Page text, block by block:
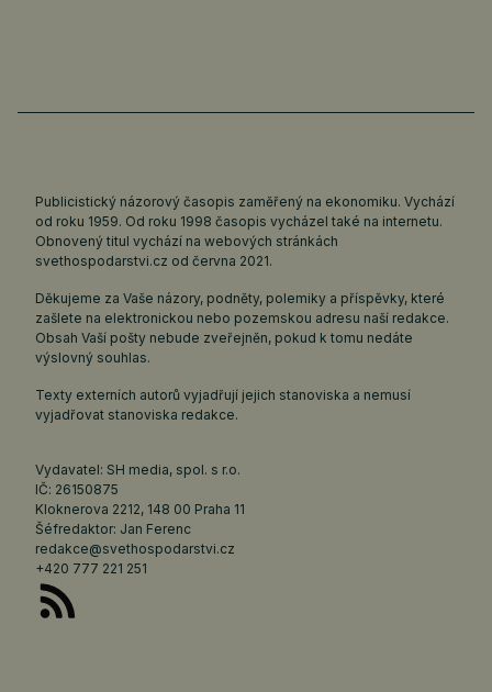
Publicistický názorový časopis zaměřený na ekonomiku. Vychází
od roku 1959. Od roku 1998 časopis vycházel také na internetu.
Obnovený titul vychází na webových stránkách
svethospodarstvi.cz od června 2021.
Děkujeme za Vaše názory, podněty, polemiky a příspěvky, které
zašlete na elektronickou nebo pozemskou adresu naší redakce.
Obsah Vaší pošty nebude zveřejněn, pokud k tomu nedáte
výslovný souhlas.
Texty externích autorů vyjadřují jejich stanoviska a nemusí
vyjadřovat stanoviska redakce.
Vydavatel: SH media, spol. s r.o.
IČ: 26150875
Kloknerova 2212, 148 00 Praha 11
Šéfredaktor: Jan Ferenc
redakce@svethospodarstvi.cz
+420 777 221 251